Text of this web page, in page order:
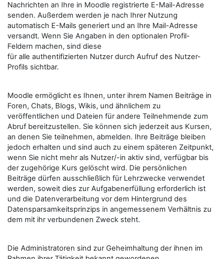
Nachrichten an Ihre in Moodle registrierte E-Mail-Adresse
senden. Außerdem werden je nach Ihrer Nutzung
automatisch E-Mails generiert und an Ihre Mail-Adresse
versandt. Wenn Sie Angaben in den optionalen Profil-
Feldern machen, sind diese
für alle authentifizierten Nutzer durch Aufruf des Nutzer-
Profils sichtbar.
Moodle ermöglicht es Ihnen, unter ihrem Namen Beiträge in
Foren, Chats, Blogs, Wikis, und ähnlichem zu
veröffentlichen und Dateien für andere Teilnehmende zum
Abruf bereitzustellen. Sie können sich jederzeit aus Kursen,
an denen Sie teilnehmen, abmelden. Ihre Beiträge bleiben
jedoch erhalten und sind auch zu einem späteren Zeitpunkt,
wenn Sie nicht mehr als Nutzer/-in aktiv sind, verfügbar bis
der zugehörige Kurs gelöscht wird. Die persönlichen
Beiträge dürfen ausschließlich für Lehrzwecke verwendet
werden, soweit dies zur Aufgabenerfüllung erforderlich ist
und die Datenverarbeitung vor dem Hintergrund des
Datensparsamkeitsprinzips in angemessenem Verhältnis zu
dem mit ihr verbundenen Zweck steht.
Die Administratoren sind zur Geheimhaltung der ihnen im